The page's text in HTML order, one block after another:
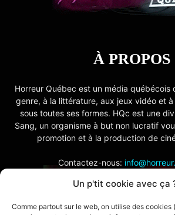
Un p'tit cookie avec ça
Comme partout sur le web, on utilise des cookies
À PROPOS
Horreur Québec est un média québécois
genre, à la littérature, aux jeux vidéo et
sous toutes ses formes. HQc est une
Sang, un organisme à but non lucratif
promotion et à la production de
Contactez-nous:
SUIVEZ